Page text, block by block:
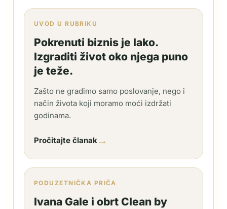
UVOD U RUBRIKU
Pokrenuti biznis je lako.
Izgraditi život oko njega puno
je teže.
Zašto ne gradimo samo poslovanje, nego i
način života koji moramo moći izdržati
godinama.
Pročitajte članak →
PODUZETNIČKA PRIČA
Ivana Gale i obrt Clean by